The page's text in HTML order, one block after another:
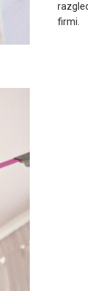
firmi.